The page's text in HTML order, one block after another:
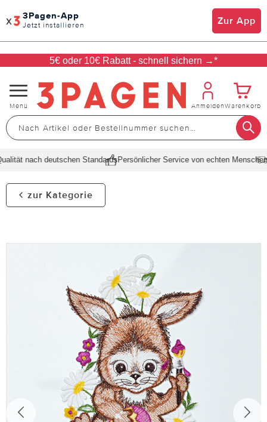
x 3Pagen-App
Jetzt installieren Zur App
5€ oder 10€ Rabatt - schnell sichern →*
Navigation
umschalten
Menü AnmeldenWarenkorb
nach deutschen StandardsPersönlicher Service von echten Menschen
zur Kategorie